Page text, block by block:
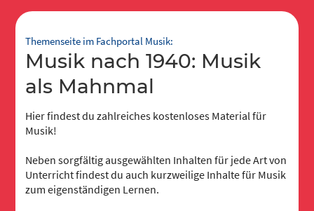
Themenseite im Fachportal Musik:
Musik nach 1940: Musik
als Mahnmal
Hier findest du zahlreiches kostenloses Material für
Musik!
Neben sorgfältig ausgewählten Inhalten für jede Art von
Unterricht findest du auch kurzweilige Inhalte für Musik
zum eigenständigen Lernen.